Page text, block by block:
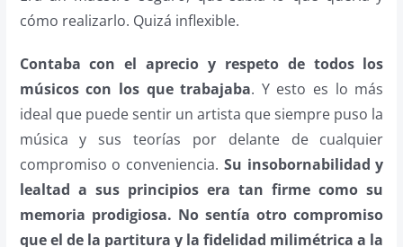
cómo realizarlo. Quizá inflexible.
Contaba con el aprecio y respeto de todos los
músicos con los que trabajaba. Y esto es lo más
ideal que puede sentir un artista que siempre puso la
música y sus teorías por delante de cualquier
compromiso o conveniencia. Su insobornabilidad y
lealtad a sus principios era tan firme como su
memoria prodigiosa. No sentía otro compromiso
que el de la partitura y la fidelidad milimétrica a la